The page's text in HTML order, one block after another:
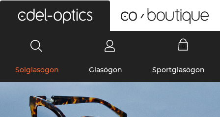
Solglasögon Glasögon Sportglasögon